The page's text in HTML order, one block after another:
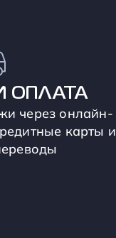
ОПЛАТА
через онлайн-
карты и